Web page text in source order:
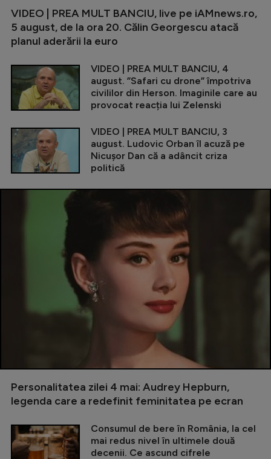
VIDEO | PREA MULT BANCIU, live pe iAMnews.ro,
5 august, de la ora 20. Călin Georgescu atacă
planul aderării la euro
VIDEO | PREA MULT BANCIU, 4
august. ”Safari cu drone” împotriva
civililor din Herson. Imaginile care au
provocat reacția lui Zelenski
VIDEO | PREA MULT BANCIU, 3
august. Ludovic Orban îl acuză pe
Nicușor Dan că a adâncit criza
politică
Personalitatea zilei 4 mai: Audrey Hepburn,
legenda care a redefinit feminitatea pe ecran
Consumul de bere în România, la cel
mai redus nivel în ultimele două
decenii. Ce ascund cifrele